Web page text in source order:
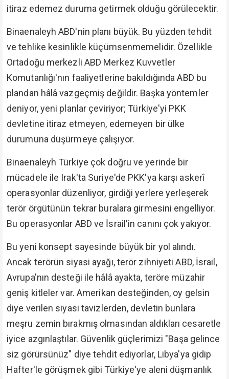
itiraz edemez duruma getirmek olduğu görülecektir.
Binaenaleyh ABD'nin planı büyük. Bu yüzden tehdit
ve tehlike kesinlikle küçümsenmemelidir. Özellikle
Ortadoğu merkezli ABD Merkez Kuvvetler
Komutanlığı'nın faaliyetlerine bakıldığında ABD bu
plandan hâlâ vazgeçmiş değildir. Başka yöntemler
deniyor, yeni planlar çeviriyor; Türkiye'yi PKK
devletine itiraz etmeyen, edemeyen bir ülke
durumuna düşürmeye çalışıyor.
Binaenaleyh Türkiye çok doğru ve yerinde bir
mücadele ile Irak'ta Suriye'de PKK'ya karşı askerî
operasyonlar düzenliyor, girdiği yerlere yerleşerek
terör örgütünün tekrar buralara girmesini engelliyor.
Bu operasyonlar ABD ve İsrail'in canını çok yakıyor.
Bu yeni konsept sayesinde büyük bir yol alındı.
Ancak terörün siyasi ayağı, terör zihniyeti ABD, İsrail,
Avrupa'nın desteği ile hâlâ ayakta, teröre müzahir
geniş kitleler var. Amerikan desteğinden, oy gelsin
diye verilen siyasi tavizlerden, devletin bunlara
meşru zemin bırakmış olmasından aldıkları cesaretle
iyice azgınlaştılar. Güvenlik güçlerimizi "Başa gelince
siz görürsünüz" diye tehdit ediyorlar, Libya'ya gidip
Hafter'le görüşmek gibi Türkiye'ye aleni düşmanlık